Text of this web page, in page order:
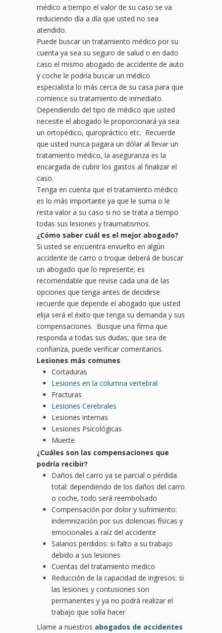
médico a tiempo el valor de su caso se va
reduciendo día a día que usted no sea
atendido.
Puede buscar un tratamiento médico por su
cuenta ya sea su seguro de salud o en dado
caso el mismo abogado de accidente de auto
y coche le podría buscar un médico
especialista lo más cerca de su casa para que
comience su tratamiento de inmediato.
Dependiendo del tipo de médico que usted
necesite el abogado le proporcionará ya sea
un ortopédico, quiropráctico etc. Recuerde
que usted nunca pagara un dólar al llevar un
tratamiento médico, la aseguranza es la
encargada de cubrir los gastos al finalizar el
caso.
Tenga en cuenta que el tratamiento médico
es lo más importante ya que le suma o le
resta valor a su caso si no se trata a tiempo
todas sus lesiones y traumatismos.
¿Cómo saber cuál es el mejor abogado?
Si usted se encuentra envuelto en algún
accidente de carro o troque deberá de buscar
un abogado que lo represente; es
recomendable que revise cada una de las
opciones que tenga antes de decidirse
recuerde que depende el abogado que usted
elija será el éxito que tenga su demanda y sus
compensaciones. Busque una firma que
responda a todas sus dudas, que sea de
confianza, puede verificar comentarios.
Lesiones más comunes
Cortaduras
Lesiones en la columna vertebral
Fracturas
Lesiones Cerebrales
Lesiones internas
Lesiones Psicológicas
Muerte
¿Cuáles son las compensaciones que
podría recibir?
Daños del carro ya se parcial o pérdida
total: dependiendo de los daños del carro
o coche, todo será reembolsado
Compensación por dolor y sufrimiento:
indemnización por sus dolencias físicas y
emocionales a raíz del accidente
Salarios perdidos: si falto a su trabajo
debido a sus lesiones
Cuentas del tratamiento medico
Reducción de la capacidad de ingresos: si
las lesiones y contusiones son
permanentes y ya no podrá realizar el
trabajo que solía hacer
Llame a nuestros abogados de accidentes